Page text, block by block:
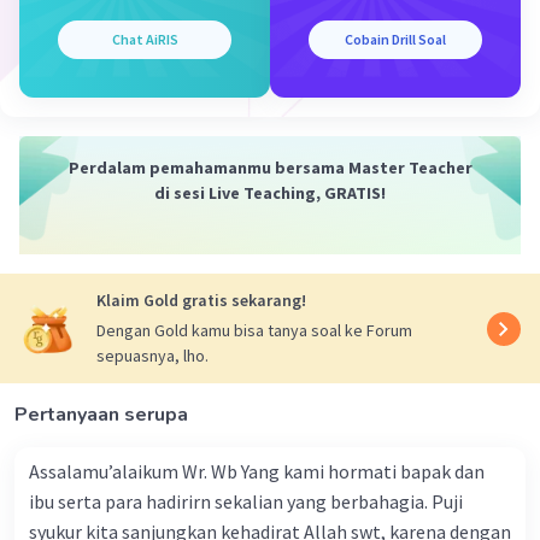
- Tema: Legenda atau mitos tentang asal-usul
- Alur: Alur cerita mengikuti perjalanan hidup
Sangkuriang dari masa kecil hingga dewasa,
- Latar: Latar cerita berlangsung di daerah Jawa
Barat, terutama sekitar gunung Tangkuban
Perahu dan Danau Bandung.
- Tokoh: Tokoh utama adalah Sangkuriang,
ibunya (Dayang Sumbi), Dewi Sri, dan tokoh-
tokoh mitos lainnya seperti Sang Hyang
Beri Rating·0.0(0) Balas
Chat AiRIS Cobain Drill Soal
Perdalam pemahamanmu bersama Master Teacher
di sesi Live Teaching, GRATIS!
Klaim Gold gratis sekarang!
Dengan Gold kamu bisa tanya soal ke Forum
sepuasnya, lho.
Pertanyaan serupa
Assalamu’alaikum Wr. Wb Yang kami hormati bapak dan
ibu serta para hadirirn sekalian yang berbahagia. Puji
syukur kita sanjungkan kehadirat Allah swt, karena dengan